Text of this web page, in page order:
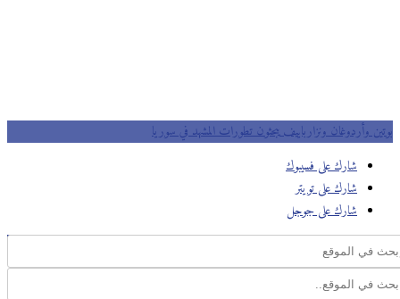
بوتين وأردوغان ونزارباييف يبحثون تطورات المشهد في سوريا
شارك على فسيبوك
شارك على تويتر
شارك على جوجل